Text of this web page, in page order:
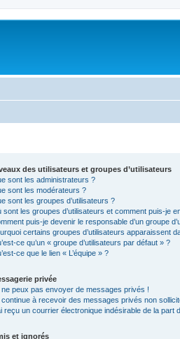
des utilisateurs et groupes d’utilisateurs
sont les administrateurs ?
sont les modérateurs ?
sont les groupes d’utilisateurs ?
sont les groupes d’utilisateurs et comment puis-je
puis-je devenir le responsable d’un groupe
certains groupes d’utilisateurs apparaissent
ce qu’un « groupe d’utilisateurs par défaut » ?
ce que le lien « L’équipe » ?
privée
ne peux pas envoyer de messages privés !
continue à recevoir des messages privés non
reçu un courrier électronique indésirable de la part
et ignorés